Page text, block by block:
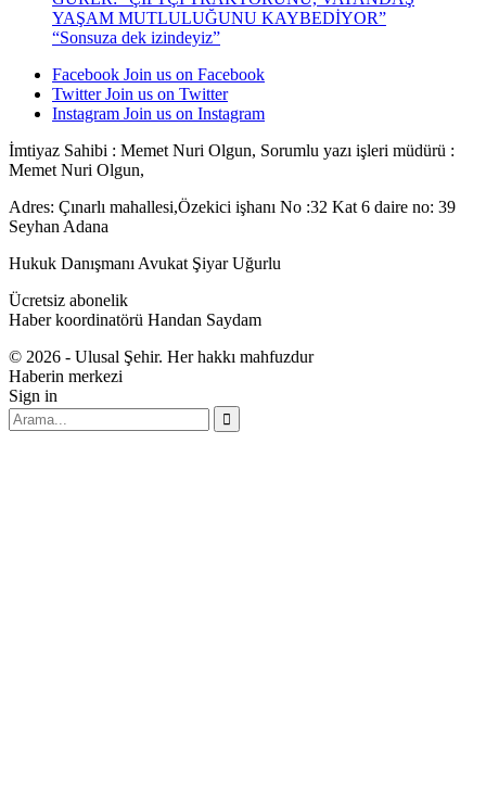
YAŞAM MUTLULUĞUNU KAYBEDİYOR”
“Sonsuza dek izindeyiz”
Facebook Join us on Facebook
Twitter Join us on Twitter
Instagram Join us on Instagram
İmtiyaz Sahibi : Memet Nuri Olgun, Sorumlu yazı işleri müdürü :
Memet Nuri Olgun,
Adres: Çınarlı mahallesi,Özekici işhanı No :32 Kat 6 daire no: 39
Seyhan Adana
Hukuk Danışmanı Avukat Şiyar Uğurlu
Ücretsiz abonelik
Haber koordinatörü Handan Saydam
© 2026 - Ulusal Şehir. Her hakkı mahfuzdur
Haberin merkezi
Sign in